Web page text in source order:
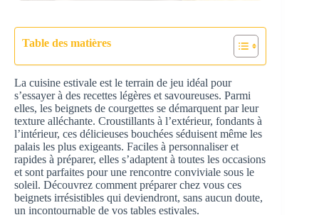
Table des matières
La cuisine estivale est le terrain de jeu idéal pour
s’essayer à des recettes légères et savoureuses. Parmi
elles, les beignets de courgettes se démarquent par leur
texture alléchante. Croustillants à l’extérieur, fondants à
l’intérieur, ces délicieuses bouchées séduisent même les
palais les plus exigeants. Faciles à personnaliser et
rapides à préparer, elles s’adaptent à toutes les occasions
et sont parfaites pour une rencontre conviviale sous le
soleil. Découvrez comment préparer chez vous ces
beignets irrésistibles qui deviendront, sans aucun doute,
un incontournable de vos tables estivales.